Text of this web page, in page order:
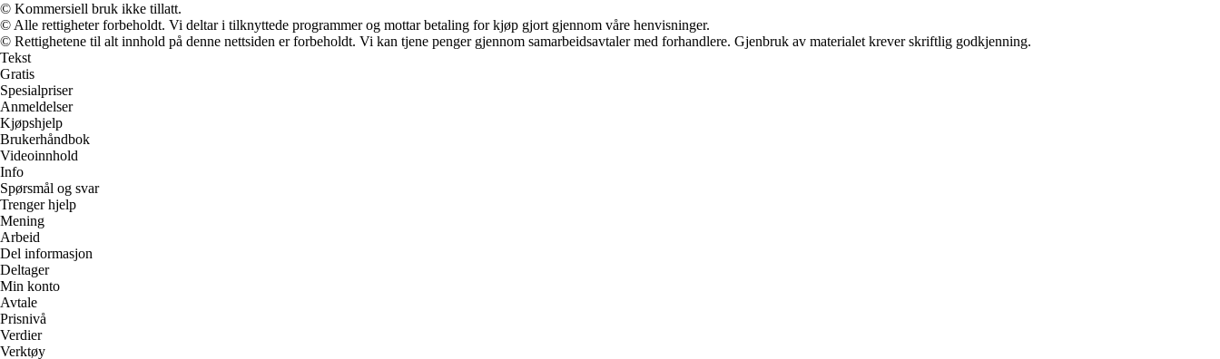
© Kommersiell bruk ikke tillatt.
© Alle rettigheter forbeholdt. Vi deltar i tilknyttede programmer og mottar betaling for kjøp gjort gjennom våre henvisninger.
© Rettighetene til alt innhold på denne nettsiden er forbeholdt. Vi kan tjene penger gjennom samarbeidsavtaler med forhandlere. Gjenbruk av materialet krever skriftlig godkjenning.
Tekst
Gratis
Spesialpriser
Anmeldelser
Kjøpshjelp
Brukerhåndbok
Videoinnhold
Info
Spørsmål og svar
Trenger hjelp
Mening
Arbeid
Del informasjon
Deltager
Min konto
Avtale
Prisnivå
Verdier
Verktøy